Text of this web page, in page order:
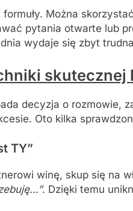
formuły. Można
pytania otwarte lub
wydaje się zbyt
skutecznej
decyzja o rozmowie,
Oto kilka
TY”
winę, skup się na
. Dzięki temu